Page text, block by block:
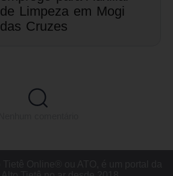
de Limpeza em Mogi
das Cruzes